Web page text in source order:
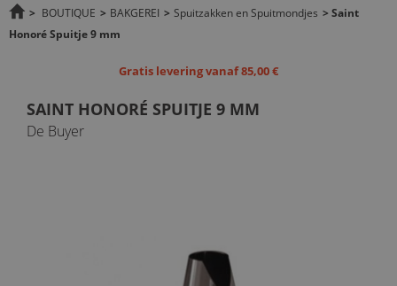
> BOUTIQUE > BAKGEREI > Spuitzakken en Spuitmondjes > Saint
Honoré Spuitje 9 mm
Gratis levering vanaf 85,00 €
SAINT HONORÉ SPUITJE 9 MM
De Buyer